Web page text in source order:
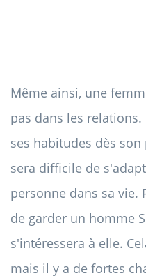
Même ainsi, une
pas dans les
ses habitudes dès
sera difficile de
personne dans sa vie.
de garder un homme
s'intéressera à elle.
mais il y a de fortes